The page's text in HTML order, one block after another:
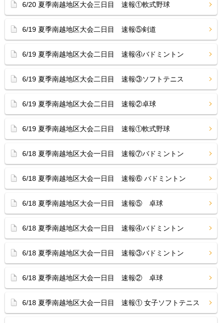
6/20 夏季南越地区大会三日目 速報①軟式野球
6/19 夏季南越地区大会二日目 速報⑤剣道
6/19 夏季南越地区大会二日目 速報④バドミントン
6/19 夏季南越地区大会二日目 速報③ソフトテニス
6/19 夏季南越地区大会二日目 速報②卓球
6/19 夏季南越地区大会二日目 速報①軟式野球
6/18 夏季南越地区大会一日目 速報⑦バドミントン
6/18 夏季南越地区大会一日目 速報⑥ バドミントン
6/18 夏季南越地区大会一日目 速報⑤ 卓球
6/18 夏季南越地区大会一日目 速報④バドミントン
6/18 夏季南越地区大会一日目 速報③バドミントン
6/18 夏季南越地区大会一日目 速報② 卓球
6/18 夏季南越地区大会一日目 速報① 女子ソフトテニス